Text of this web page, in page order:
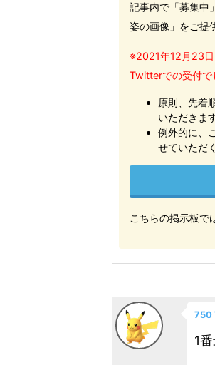
記事内で「募集中
姿の画像」をご提
※2021年12月23日
Twitterでの受付で
原則、先着
いただきます
例外的に、
せていただ
こちらの掲示板で
750
1